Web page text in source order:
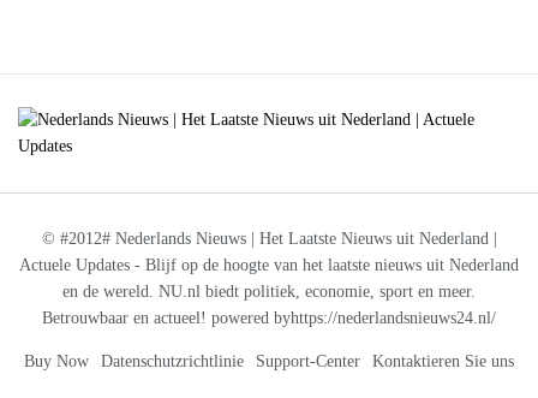
© #2012# Nederlands Nieuws | Het Laatste Nieuws uit Nederland |
Actuele Updates - Blijf op de hoogte van het laatste nieuws uit Nederland
en de wereld. NU.nl biedt politiek, economie, sport en meer.
Betrouwbaar en actueel! powered byhttps://nederlandsnieuws24.nl/
Buy Now Datenschutzrichtlinie Support-Center Kontaktieren Sie uns